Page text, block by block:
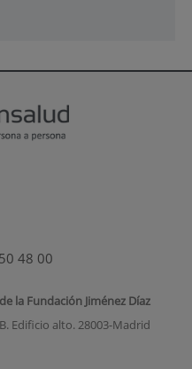
48 00
la Fundación Jiménez Díaz
Edificio alto. 28003-Madrid